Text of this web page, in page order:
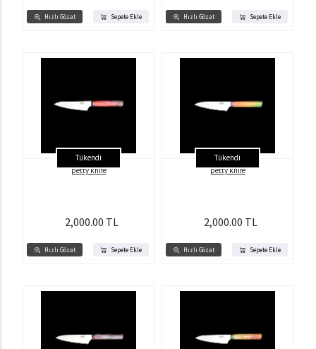
Hızlı Gözat Sepete Ekle Hızlı Gözat Sepete Ekle
Tükendi
Hızlı Gözat Sepete Ekle
petty knife
2,000.00 TL
Tükendi
Hızlı Gözat Sepete Ekle
petty knife
2,000.00 TL